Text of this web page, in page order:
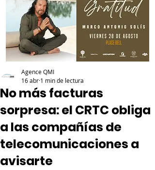
No más facturas
sorpresa: el CRTC obliga
a las compañías de
telecomunicaciones a
avisarte
Agence QMI
16 abr 1 min de lectura